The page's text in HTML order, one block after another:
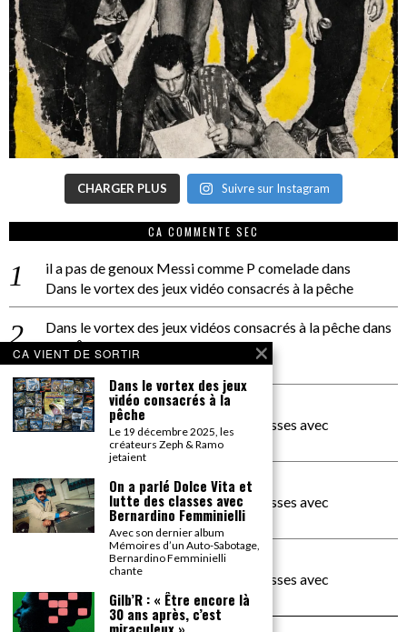
CHARGER PLUS Suivre sur Instagram
CA COMMENTE SEC
il a pas de genoux Messi comme P comeladedans
Dans le vortex des jeux vidéo consacrés à la pêche
Dans le vortex des jeux vidéos consacrés à la pêchedans
PACÔME THIELLEMENT
La séance d’Hip Gnose
La Patrie
dans
On a parlé Dolce Vita et lutte des classes avec
Bernardino Femminielli
carte noire negra à l'o tiededans
On a parlé Dolce Vita et lutte des classes avec
Bernardino Femminielli
moise et son mascarédans
On a parlé Dolce Vita et lutte des classes avec
Bernardino Femminielli
CA VIENT DE SORTIR
Dans le vortex des jeux
vidéo consacrés à la
pêche
Le 19 décembre 2025, les
créateurs Zeph & Ramo
jetaient
On a parlé Dolce Vita et
lutte des classes avec
Bernardino Femminielli
Avec son dernier album
Mémoires d’un Auto-Sabotage,
Bernardino Femminielli
chante
Gilb’R : « Être encore là
30 ans après, c’est